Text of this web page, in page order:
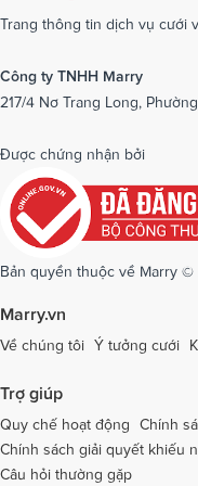
Dịch vụ cưới tại Nam Định
Dịch vụ cưới tại Phú Yên
Dịch vụ cưới tại Quảng
Dịch vụ cưới tại Quảng
Dịch vụ cưới tại Sóc Trăng
Dịch vụ cưới tại Thái Bình
Dịch vụ cưới tại Thừa Thiên
Dịch vụ cưới tại An Giang
Dịch vụ cưới tại Tuyên
Trang thông tin dịch vụ cưới
Công ty TNHH Marry
217/4 Nơ Trang Long,
Được chứng nhận bởi
Bản quyền thuộc về Marry ©
Marry.vn
Về chúng tôi Ý tưởng cưới
Trợ giúp
Quy chế hoạt động
Chính
Chính sách giải quyết khiếu
Câu hỏi thường gặp